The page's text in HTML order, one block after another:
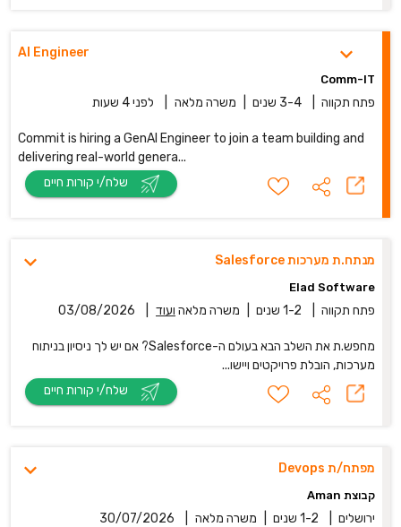
AI Engineer
Comm-IT
פתח תקווה 3-4 שנים משרה מלאה לפני 4 שעות
Commit is hiring a GenAI Engineer to join a team building and
delivering real-world genera...
מנתח.ת מערכות Salesforce
Elad Software
פתח תקווה 1-2 שנים משרה מלאה ועוד 03/08/2026
מחפש.ת את השלב הבא בעולם ה-Salesforce? אם יש לך ניסיון בניתוח
מערכות, הובלת פרויקטים ויישו...
מפתח/ת Devops
קבוצת Aman
ירושלים 1-2 שנים משרה מלאה 30/07/2026